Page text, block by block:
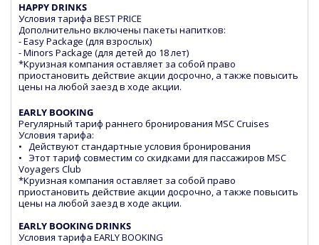
HAPPY DRINKS
Условия тарифа BEST PRICE
Дополнительно включены пакеты напитков:
- Easy Package (для взрослых)
- Minors Package (для детей до 18 лет)
*Круизная компания оставляет за собой право
приостановить действие акции досрочно, а также повысить
цены на любой заезд в ходе акции.
EARLY BOOKING
Регулярный тариф раннего бронирования MSC Cruises
Условия тарифа:
• Действуют стандартные условия бронирования
• Этот тариф совместим со скидками для пассажиров MSC
Voyagers Club
*Круизная компания оставляет за собой право
приостановить действие акции досрочно, а также повысить
цены на любой заезд в ходе акции.
EARLY BOOKING DRINKS
Условия тарифа EARLY BOOKING